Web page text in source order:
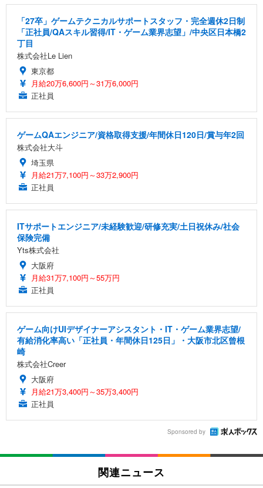
「27卒」ゲームテクニカルサポートスタッフ・完全週休2日制
「正社員/QAスキル習得/IT・ゲーム業界志望」/中央区日本橋2
丁目
株式会社Le Lien
東京都
月給20万6,600円～31万6,000円
正社員
ゲームQAエンジニア/資格取得支援/年間休日120日/賞与年2回
株式会社大斗
埼玉県
月給21万7,100円～33万2,900円
正社員
ITサポートエンジニア/未経験歓迎/研修充実/土日祝休み/社会
保険完備
Yts株式会社
大阪府
月給31万7,100円～55万円
正社員
ゲーム向けUIデザイナーアシスタント・IT・ゲーム業界志望/
有給消化率高い「正社員・年間休日125日」・大阪市北区曾根
崎
株式会社Creer
大阪府
月給21万3,400円～35万3,400円
正社員
Sponsored by
関連ニュース